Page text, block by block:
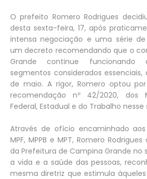
O prefeito Romero Rodrigues
desta sexta-feira, 17, após
intensa negociação e uma série
um decreto recomendando que o
Grande continue
segmentos considerados
de maio. A rigor, Romero optou
recomendação nº 42/2020, dos
Federal, Estadual e do Trabalho nesse
Através de ofício encaminhado
MPF, MPPB e MPT, Romero
da Prefeitura de Campina Grande no
a vida e a saúde das pessoas,
mesma diretriz que estimula